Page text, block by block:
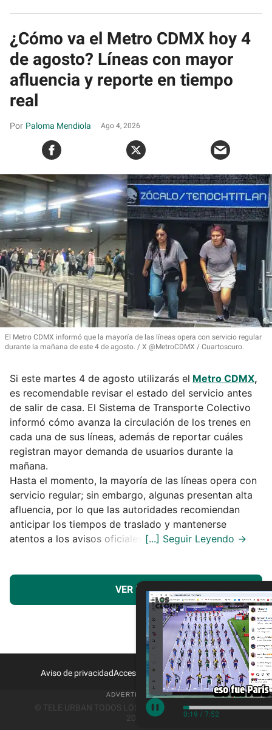
0:20 / 7:52
¿Cómo va el Metro CDMX hoy 4
de agosto? Líneas con mayor
afluencia y reporte en tiempo
real
Paloma Mendiola Ago 4, 2026
El Metro CDMX informó que la mayoría de las líneas opera con servicio regular
durante la mañana de este 4 de agosto.
X @MetroCDMX / Cuartoscuro.
Si este martes 4 de agosto utilizarás el Metro CDMX,
es recomendable revisar el estado del servicio antes
de salir de casa. El Sistema de Transporte Colectivo
informó cómo avanza la circulación de los trenes en
cada una de sus líneas, además de reportar cuáles
registran mayor demanda de usuarios durante la
mañana.
Hasta el momento, la mayoría de las líneas opera con
servicio regular; sin embargo, algunas presentan alta
afluencia, por lo que las autoridades recomiendan
anticipar los tiempos de traslado y mantenerse
atentos a los avisos oficiales.
VER MÁS
Aviso de privacidadAcceso a Proveedores Contacto
© TELE URBAN TODOS LOS DERECHOS RESERVADOS
2026